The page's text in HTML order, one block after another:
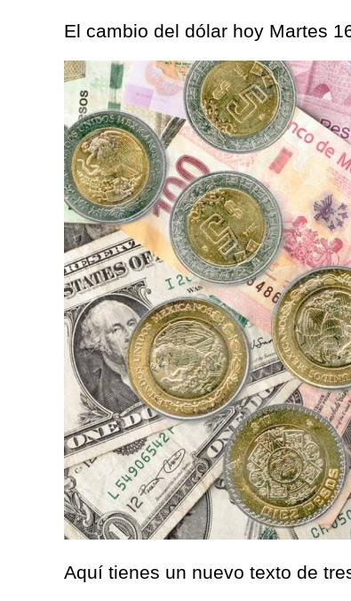
El cambio del dólar hoy Martes
Aquí tienes un nuevo texto de